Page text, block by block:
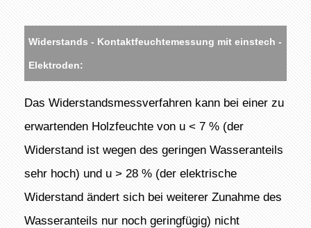
Widerstands - Kontaktfeuchtemessung mit einstech -
Elektroden:
Das Widerstandsmessverfahren kann bei einer zu
erwartenden Holzfeuchte von u < 7 % (der
Widerstand ist wegen des geringen Wasseranteils
sehr hoch) und u > 28 % (der elektrische
Widerstand ändert sich bei weiterer Zunahme des
Wasseranteils nur noch geringfügig) nicht